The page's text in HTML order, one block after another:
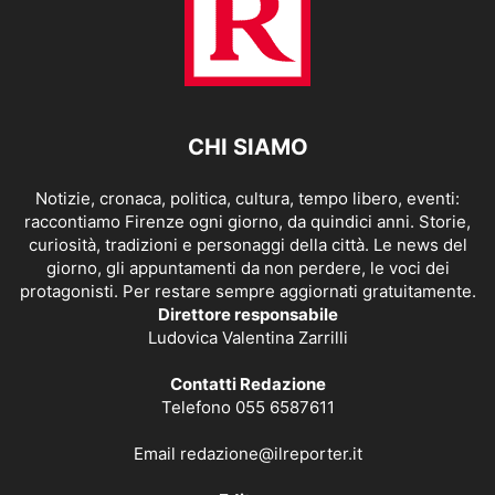
CHI SIAMO
Notizie, cronaca, politica, cultura, tempo libero, eventi:
raccontiamo Firenze ogni giorno, da quindici anni. Storie,
curiosità, tradizioni e personaggi della città. Le news del
giorno, gli appuntamenti da non perdere, le voci dei
protagonisti. Per restare sempre aggiornati gratuitamente.
Direttore responsabile
Ludovica Valentina Zarrilli
Contatti Redazione
Telefono 055 6587611
Email redazione@ilreporter.it